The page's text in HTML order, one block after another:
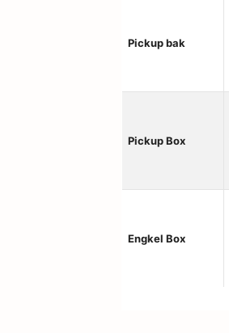
Pickup bak
Pickup Box
Engkel Box